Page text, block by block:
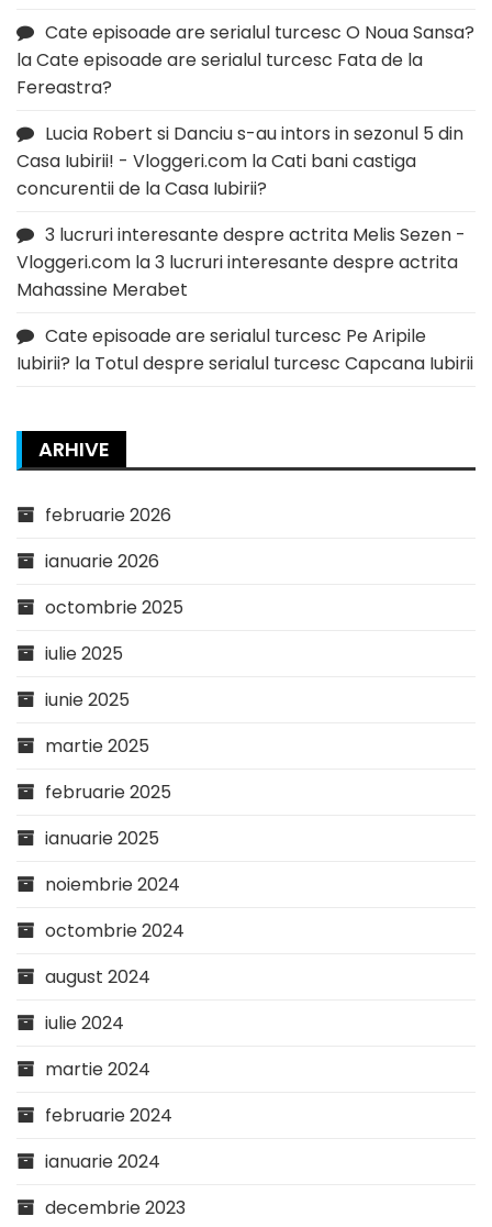
Cate episoade are serialul turcesc O Noua Sansa?
laCate episoade are serialul turcesc Fata de la
Fereastra?
Lucia Robert si Danciu s-au intors in sezonul 5 din
Casa Iubirii! - Vloggeri.com laCati bani castiga
concurentii de la Casa Iubirii?
3 lucruri interesante despre actrita Melis Sezen -
Vloggeri.com la3 lucruri interesante despre actrita
Mahassine Merabet
Cate episoade are serialul turcesc Pe Aripile
Iubirii? la Totul despre serialul turcesc Capcana Iubirii
ARHIVE
februarie 2026
ianuarie 2026
octombrie 2025
iulie 2025
iunie 2025
martie 2025
februarie 2025
ianuarie 2025
noiembrie 2024
octombrie 2024
august 2024
iulie 2024
martie 2024
februarie 2024
ianuarie 2024
decembrie 2023